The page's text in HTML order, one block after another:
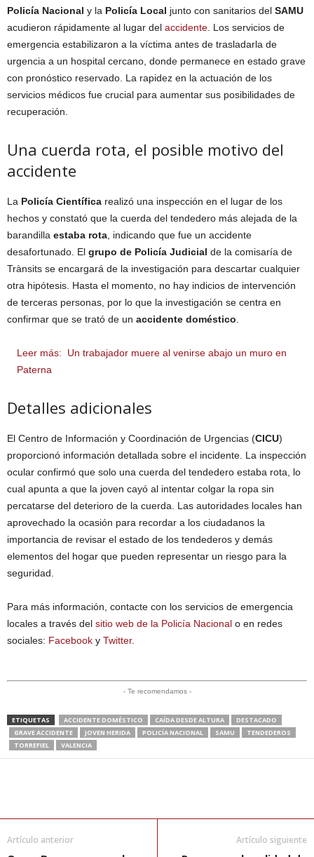
Policía Nacional y la Policía Local junto con sanitarios del SAMU
acudieron rápidamente al lugar del accidente . Los servicios de
emergencia estabilizaron a la víctima antes de trasladarla de
urgencia a un hospital cercano, donde permanece en estado grave
con pronóstico reservado. La rapidez en la actuación de los
servicios médicos fue crucial para aumentar sus posibilidades de
recuperación.
Una cuerda rota, el posible motivo del
accidente
La Policía Científica realizó una inspección en el lugar de los
hechos y constató que la cuerda del tendedero más alejada de la
barandilla estaba rota , indicando que fue un accidente
desafortunado. El grupo de Policía Judicial de la comisaría de
Trànsits se encargará de la investigación para descartar cualquier
otra hipótesis. Hasta el momento, no hay indicios de intervención
de terceras personas, por lo que la investigación se centra en
confirmar que se trató de un accidente doméstico
Leer más:
Un trabajador muere al venirse abajo un muro en
Paterna
Detalles adicionales
El Centro de Información y Coordinación de Urgencias (CICU)
proporcionó información detallada sobre el incidente. La inspección
ocular confirmó que solo una cuerda del tendedero estaba rota, lo
cual apunta a que la joven cayó al intentar colgar la ropa sin
percatarse del deterioro de la cuerda. Las autoridades locales han
aprovechado la ocasión para recordar a los ciudadanos la
importancia de revisar el estado de los tendederos y demás
elementos del hogar que pueden representar un riesgo para la
seguridad.
Para más información, contacte con los servicios de emergencia
locales a través del sitio web de la Policía Nacional o en redes
sociales: Facebook y Twitter.
- Te recomendamos -
ETIQUETAS ACCIDENTE DOMÉSTICO CAÍDA DESDE ALTURA
DESTACADO
GRAVE ACCIDENTE
JOVEN HERIDA POLICÍA NACIONAL SAMU
TENDEDEROS
TORREFIEL
VALENCIA
Artículo anterior Artículo siguiente